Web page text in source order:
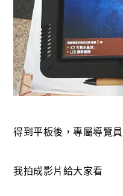
得到平板後，專屬導覽
我拍成影片給大家看